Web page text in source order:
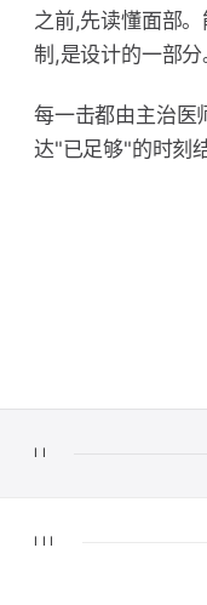
之前,先读懂面部
制,是设计的一部分
每一击都由主治医
达"已足够"的时刻
II
III